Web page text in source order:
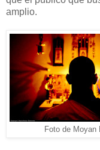
amplio.
Foto de Moyan